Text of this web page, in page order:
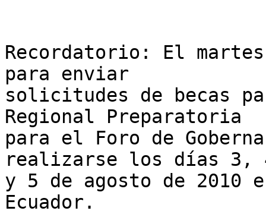
Recordatorio: El
para enviar
solicitudes de becas
Regional Preparatoria
para el Foro de
realizarse los días
y 5 de agosto de 2010
Ecuador.